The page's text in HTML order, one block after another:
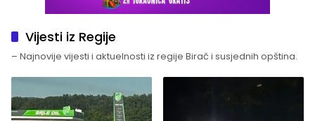
Vijesti iz Regije
– Najnovije vijesti i aktuelnosti iz regije Birač i susjednih opština.